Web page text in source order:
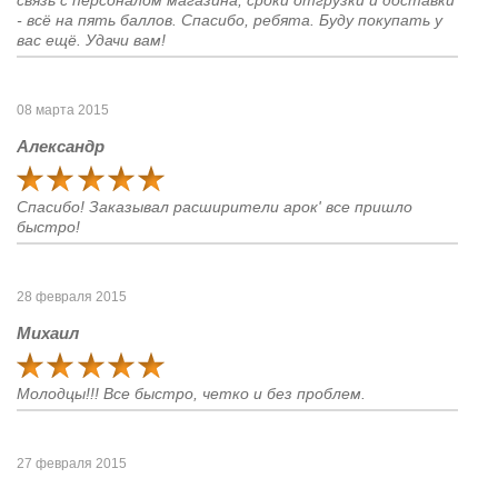
- всё на пять баллов. Спасибо, ребята. Буду покупать у
вас ещё. Удачи вам!
08 марта 2015
Александр
Спасибо! Заказывал расширители арок' все пришло
быстро!
28 февраля 2015
Михаил
Молодцы!!! Все быстро, четко и без проблем.
27 февраля 2015